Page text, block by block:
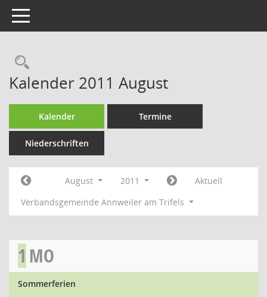
Toggle navigation
Rechercheauswahl
Kalender 2011 August
Kalender Termine
Niederschriften
August 2011
Aktuell
Verbandsgemeinde Annweiler am Trifels
1 MO
Sommerferien